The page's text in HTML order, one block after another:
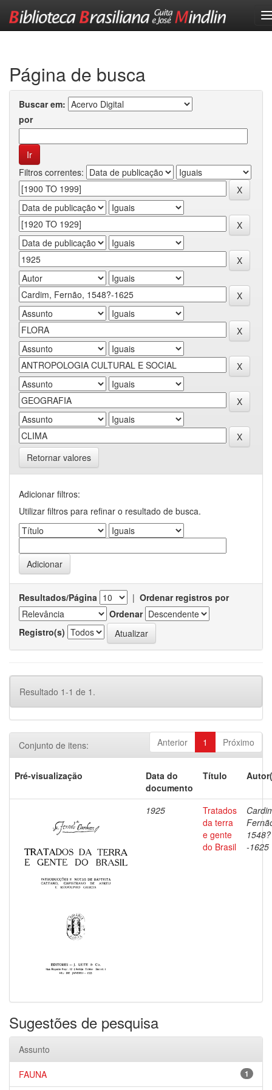
Página de busca
Buscar em:
por
Filtros correntes:
Retornar valores
Adicionar filtros:
Utilizar filtros para refinar o resultado de busca.
Resultados/Página | Ordenar registros por
Ordenar
Registro(s)
Resultado 1-1 de 1.
Anterior 1 Próximo
Conjunto de itens:
Pré-visualização
Data do
documento
Título
1925
Tratados
da terra
e gente
do Brasil
1548?
-1625
Sugestões de pesquisa
Assunto
1
FAUNA